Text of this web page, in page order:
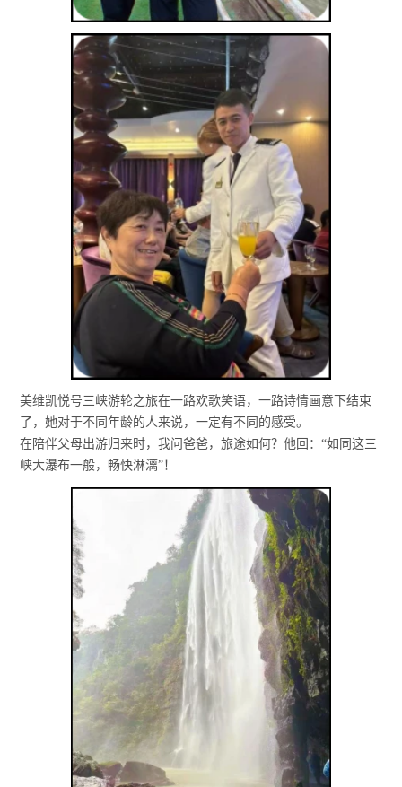
美维凯悦号三峡游轮之旅在一路欢歌笑语，一路诗情画意下结束
了，她对于不同年龄的人来说，一定有不同的感受。
在陪伴父母出游归来时，我问爸爸，旅途如何？他回：“如同这三
峡大瀑布一般，畅快淋漓”！